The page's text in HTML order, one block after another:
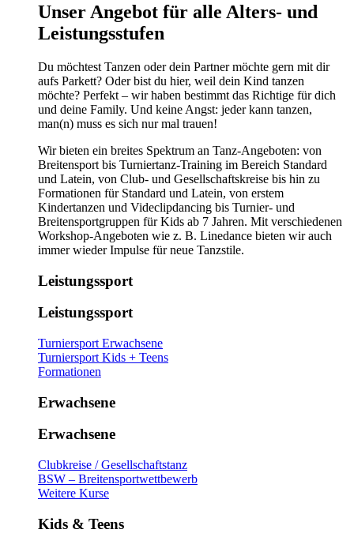
​​​Unser Angebot für alle Alters- und
Leistungsstufen
Du möchtest Tanzen oder dein Partner möchte gern mit dir
aufs Parkett? Oder bist du hier, weil dein Kind tanzen
möchte? Perfekt – wir haben bestimmt das Richtige für dich
und deine Family. Und keine Angst: jeder kann tanzen,
man(n) muss es sich nur mal trauen!
Wir bieten ein breites Spektrum an Tanz-Angeboten: von
Breitensport bis Turniertanz-Training im Bereich Standard
und Latein, von Club- und Gesellschaftskreise bis hin zu
Formationen für Standard und Latein, von erstem
Kindertanzen und Videclipdancing bis Turnier- und
Breitensportgruppen für Kids ab 7 Jahren. Mit verschiedenen
Workshop-Angeboten wie z. B. Linedance bieten wir auch
immer wieder Impulse für neue Tanzstile.
Leistungssport
Leistungssport
Turniersport Erwachsene
Turniersport Kids + Teens
Formationen
Erwachsene
Erwachsene
Clubkreise / Gesellschaftstanz
BSW – Breitensportwettbewerb
Weitere Kurse
Kids & Teens